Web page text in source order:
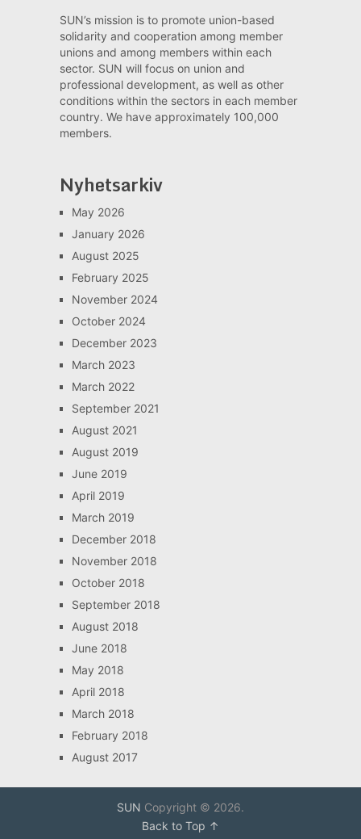
SUN’s mission is to promote union-based
solidarity and cooperation among member
unions and among members within each
sector. SUN will focus on union and
professional development, as well as other
conditions within the sectors in each member
country. We have approximately 100,000
members.
Nyhetsarkiv
May 2026
January 2026
August 2025
February 2025
November 2024
October 2024
December 2023
March 2023
March 2022
September 2021
August 2021
August 2019
June 2019
April 2019
March 2019
December 2018
November 2018
October 2018
September 2018
August 2018
June 2018
May 2018
April 2018
March 2018
February 2018
August 2017
SUN Copyright © 2026.
Back to Top ↑